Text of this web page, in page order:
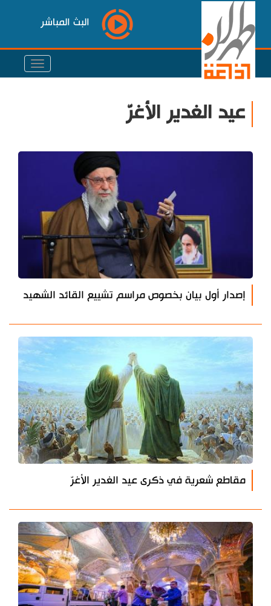
البث المباشر
عيد الغدير الأغرّ
إصدار أول بيان بخصوص مراسم تشييع القائد الشهيد
مقاطع شعرية في ذكرى عيد الغدير الأغرّ